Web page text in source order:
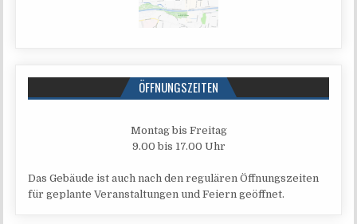
ÖFFNUNGSZEITEN
Mon­tag bis Freitag
9.00 bis 17.00 Uhr
Das Gebäu­de ist auch nach den regu­lä­ren Öff­nungs­zei­ten
für geplan­te Ver­an­stal­tun­gen und Fei­ern geöffnet.